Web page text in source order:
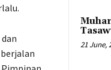
21 June,